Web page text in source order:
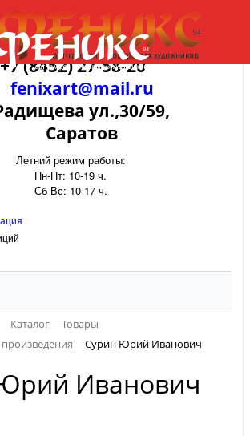
+7 (8452) 27-58-20
fenixart@mail.ru
ул.,30/59,
Саратов
Летний режим работы:
Пн-Пт: 10-19 ч.
Сб-Вс: 10-17 ч.
Каталог
Товары
Сурин Юрий Иванович
Иванович